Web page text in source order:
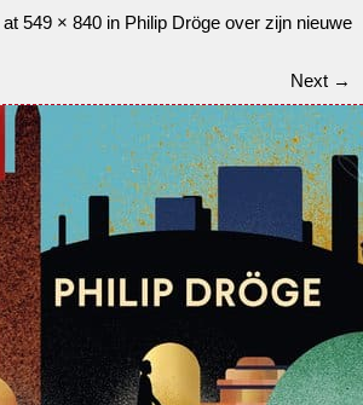
at 549 × 840 in Philip Dröge over zijn nieuwe
Next →